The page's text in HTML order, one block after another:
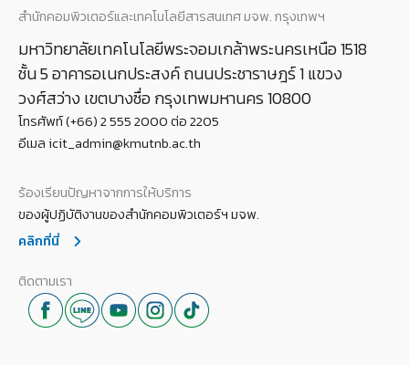
สำนักคอมพิวเตอร์และเทคโนโลยีสารสนเทศ มจพ. กรุงเทพฯ
มหาวิทยาลัยเทคโนโลยีพระจอมเกล้าพระนครเหนือ 1518
ชั้น 5 อาคารอเนกประสงค์ ถนนประชาราษฎร์ 1 แขวง
วงศ์สว่าง เขตบางซื่อ กรุงเทพมหานคร 10800
โทรศัพท์ (+66) 2 555 2000 ต่อ 2205
อีเมล icit_admin@kmutnb.ac.th
ร้องเรียนปัญหาจากการให้บริการ
ของผู้ปฏิบัติงานของสำนักคอมพิวเตอร์ฯ มจพ.
คลิกที่นี่
ติดตามเรา